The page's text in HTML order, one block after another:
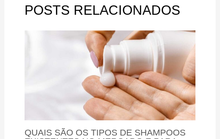
POSTS RELACIONADOS
QUAIS SÃO OS TIPOS DE SHAMPOOS